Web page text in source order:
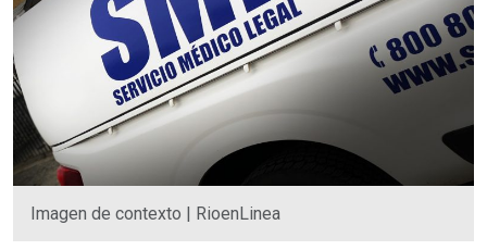
Imagen de contexto | RioenLinea